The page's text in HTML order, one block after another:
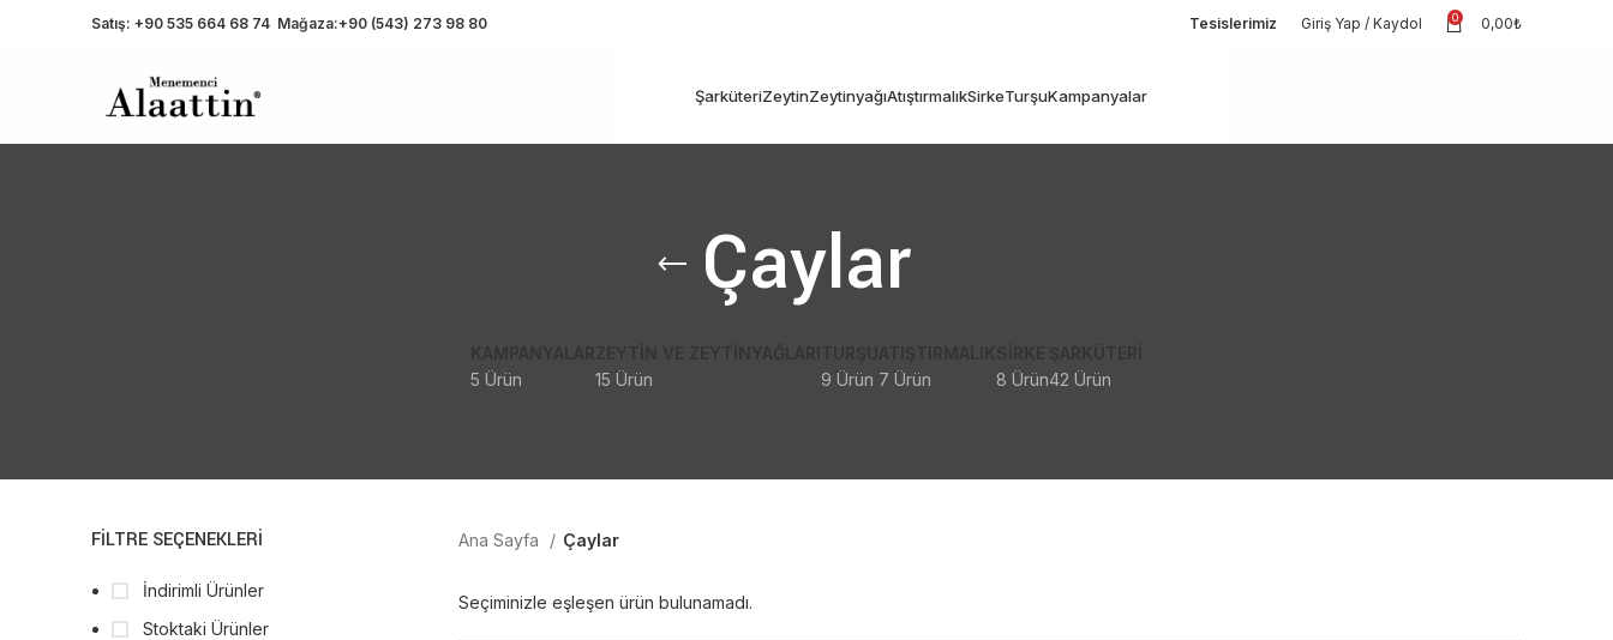
Satış: +90 535 664 68 74 Mağaza:+90 (543) 273 98 80 Tesislerimiz Giriş Yap / Kaydol 0 0,00₺
ŞarküteriZeytinZeytinyağıAtıştırmalıkSirkeTurşuKampanyalar
Çaylar
5 Ürün
15 Ürün
9 Ürün 7 Ürün
8 Ürün42 Ürün
FILTRE SEÇENEKLERI
İndirimli Ürünler
Stoktaki Ürünler
Ana Sayfa Çaylar
Seçiminizle eşleşen ürün bulunamadı.